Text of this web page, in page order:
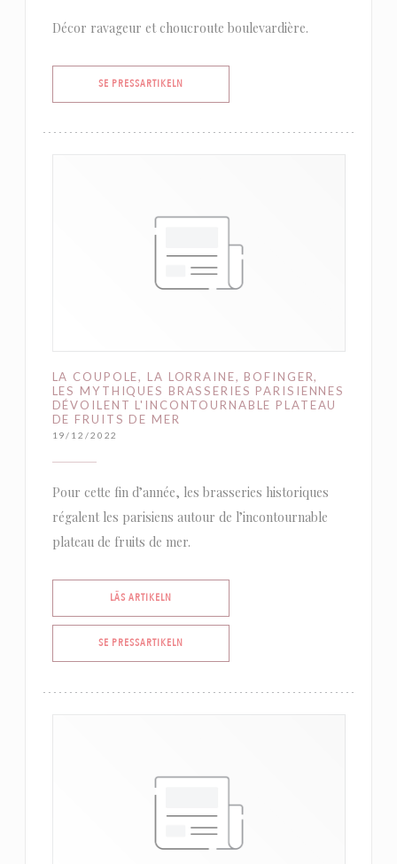
Décor ravageur et choucroute boulevardière.
SE PRESSARTIKELN
LA COUPOLE, LA LORRAINE, BOFINGER,
LES MYTHIQUES BRASSERIES PARISIENNES
DÉVOILENT L'INCONTOURNABLE PLATEAU
DE FRUITS DE MER
19/12/2022
Pour cette fin d’année, les brasseries historiques
régalent les parisiens autour de l’incontournable
plateau de fruits de mer.
LÄS ARTIKELN
SE PRESSARTIKELN